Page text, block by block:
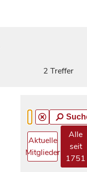
2 Treffer
Aktuelle
Mitglieder
Alle
seit
1751